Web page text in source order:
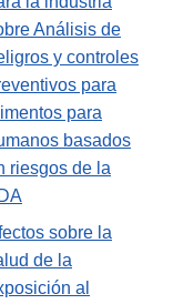
Análisis de
y controles
para
para
basados
riesgos de la
sobre la
de la
al